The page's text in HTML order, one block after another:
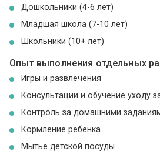
Дошкольники (4-6 лет)
Младшая школа (7-10 лет)
Школьники (10+ лет)
Опыт выполнения отдельных
Игры и развлечения
Консультации и обучение уходу
Контроль за домашними
Кормление ребенка
Мытье детской посуды